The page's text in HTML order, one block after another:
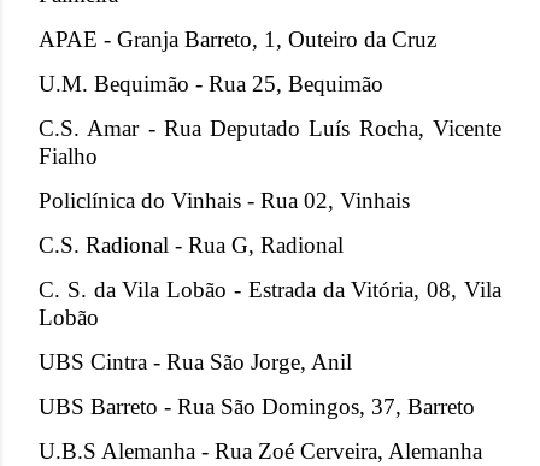
APAE - Granja Barreto, 1, Outeiro da Cruz
U.M. Bequimão - Rua 25, Bequimão
C.S. Amar - Rua Deputado Luís Rocha, Vicente
Fialho
Policlínica do Vinhais - Rua 02, Vinhais
C.S. Radional - Rua G, Radional
C. S. da Vila Lobão - Estrada da Vitória, 08, Vila
Lobão
UBS Cintra - Rua São Jorge, Anil
UBS Barreto - Rua São Domingos, 37, Barreto
U.B.S Alemanha - Rua Zoé Cerveira, Alemanha